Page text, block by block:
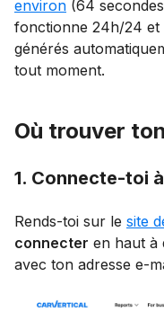
environ (64
fonctionne 24h/24 et
générés
tout moment.
Où trouver
1. Connecte-toi
Rends-toi sur le site
connecter en haut à
avec ton adresse e-